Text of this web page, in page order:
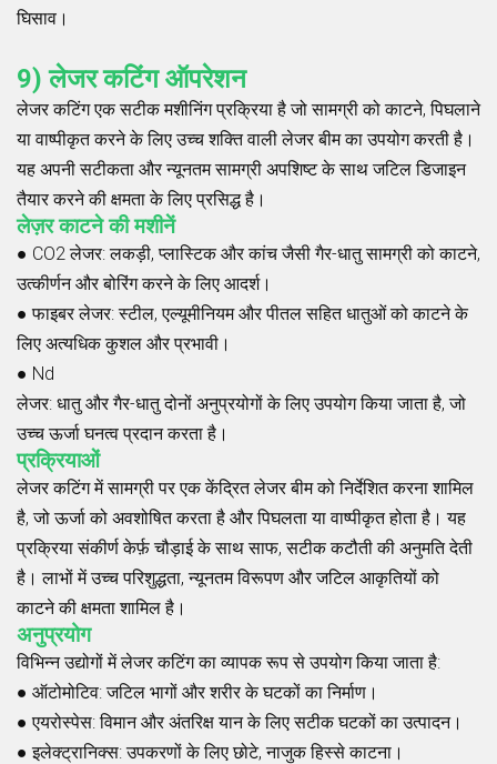
घिसाव।
9) लेजर कटिंग ऑपरेशन
लेजर कटिंग एक सटीक मशीनिंग प्रक्रिया है जो सामग्री को काटने, पिघलाने
या वाष्पीकृत करने के लिए उच्च शक्ति वाली लेजर बीम का उपयोग करती है।
यह अपनी सटीकता और न्यूनतम सामग्री अपशिष्ट के साथ जटिल डिजाइन
तैयार करने की क्षमता के लिए प्रसिद्ध है।
लेज़र काटने की मशीनें
● CO2 लेजर: लकड़ी, प्लास्टिक और कांच जैसी गैर-धातु सामग्री को काटने,
उत्कीर्णन और बोरिंग करने के लिए आदर्श।
●फाइबर लेजर: स्टील, एल्यूमीनियम और पीतल सहित धातुओं को काटने के
लिए अत्यधिक कुशल और प्रभावी।
● Nd
लेजर: धातु और गैर-धातु दोनों अनुप्रयोगों के लिए उपयोग किया जाता है, जो
उच्च ऊर्जा घनत्व प्रदान करता है।
प्रक्रियाओं
लेजर कटिंग में सामग्री पर एक केंद्रित लेजर बीम को निर्देशित करना शामिल
है, जो ऊर्जा को अवशोषित करता है और पिघलता या वाष्पीकृत होता है। यह
प्रक्रिया संकीर्ण केर्फ़ चौड़ाई के साथ साफ, सटीक कटौती की अनुमति देती
है। लाभों में उच्च परिशुद्धता, न्यूनतम विरूपण और जटिल आकृतियों को
काटने की क्षमता शामिल है।
अनुप्रयोग
विभिन्न उद्योगों में लेजर कटिंग का व्यापक रूप से उपयोग किया जाता है:
● ऑटोमोटिव: जटिल भागों और शरीर के घटकों का निर्माण।
●एयरोस्पेस: विमान और अंतरिक्ष यान के लिए सटीक घटकों का उत्पादन।
●इलेक्ट्रानिक्स: उपकरणों के लिए छोटे, नाजुक हिस्से काटना।